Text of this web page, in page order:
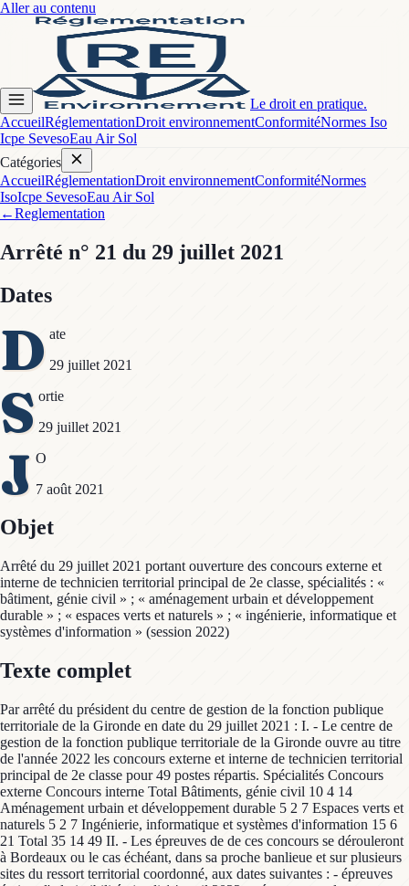
Aller au contenu
Le droit en pratique.
AccueilRéglementationDroit environnementConformitéNormes Iso
Icpe SevesoEau Air Sol
Catégories
AccueilRéglementationDroit environnementConformitéNormes
IsoIcpe SevesoEau Air Sol
←Reglementation
Arrêté n° 21 du 29 juillet 2021
Dates
D ate
29 juillet 2021
S ortie
29 juillet 2021
J O
7 août 2021
Objet
Arrêté du 29 juillet 2021 portant ouverture des concours externe et
interne de technicien territorial principal de 2e classe, spécialités : «
bâtiment, génie civil » ; « aménagement urbain et développement
durable » ; « espaces verts et naturels » ; « ingénierie, informatique et
systèmes d'information » (session 2022)
Texte complet
Par arrêté du président du centre de gestion de la fonction publique
territoriale de la Gironde en date du 29 juillet 2021 : I. - Le centre de
gestion de la fonction publique territoriale de la Gironde ouvre au titre
de l'année 2022 les concours externe et interne de technicien territorial
principal de 2e classe pour 49 postes répartis. Spécialités Concours
externe Concours interne Total Bâtiments, génie civil 10 4 14
Aménagement urbain et développement durable 5 2 7 Espaces verts et
naturels 5 2 7 Ingénierie, informatique et systèmes d'information 15 6
21 Total 35 14 49 II. - Les épreuves de de ces concours se dérouleront
à Bordeaux ou le cas échéant, dans sa proche banlieue et sur plusieurs
sites du ressort territorial coordonné, aux dates suivantes : - épreuves